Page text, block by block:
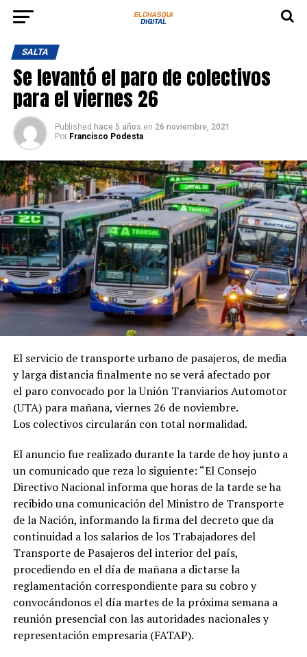
SALTA
Se levantó el paro de colectivos
para el viernes 26
Published hace 5 años en 26 noviembre, 2021
Por Francisco Podesta
El servicio de transporte urbano de pasajeros, de media
y larga distancia finalmente no se verá afectado por
el paro convocado por la Unión Tranviarios Automotor
(UTA) para mañana, viernes 26 de noviembre.
Los colectivos circularán con total normalidad.
El anuncio fue realizado durante la tarde de hoy junto a
un comunicado que reza lo siguiente: “El Consejo
Directivo Nacional informa que horas de la tarde se ha
recibido una comunicación del Ministro de Transporte
de la Nación, informando la firma del decreto que da
continuidad a los salarios de los Trabajadores del
Transporte de Pasajeros del interior del país,
procediendo en el día de mañana a dictarse la
reglamentación correspondiente para su cobro y
convocándonos el día martes de la próxima semana a
reunión presencial con las autoridades nacionales y
representación empresaria (FATAP).